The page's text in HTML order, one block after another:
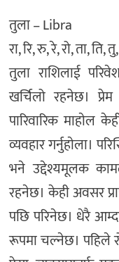
तुला – Libra
रा, रि, रु, रे, रो, ता, ति,
तुला राशिलाई
खर्चिलो रहनेछ।
पारिवारिक माहाेल
व्यवहार गर्नुहाेला।
भने उद्देश्यमूलक
रहनेछ। केही अवसर
पछि परिनेछ। धेरै
रूपमा चल्नेछ। पहिले